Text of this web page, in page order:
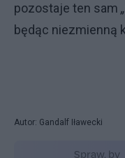
pozostaje ten sam
będąc niezmienną
Autor: Gandalf Iławecki